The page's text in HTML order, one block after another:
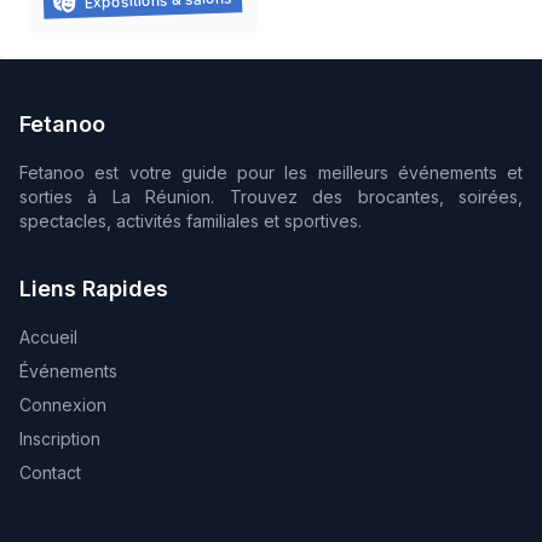
16/06/2026 au
Fetanoo
Fetanoo est votre guide pour les meilleurs événements et
sorties à La Réunion. Trouvez des brocantes, soirées,
spectacles, activités familiales et sportives.
Liens Rapides
Accueil
Événements
Connexion
Inscription
Contact